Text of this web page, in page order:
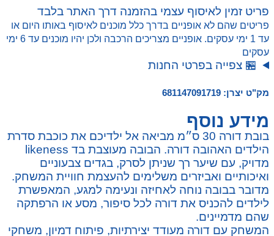
פריט זמין לאיסוף עצמי בהזמנה דרך האתר בלבד
פריטים שהם לא אופניים בדרך כלל מוכנים לאיסוף באותו היום או
עד 1 ימי עסקים. אופניים מצריכים הרכבה ולכן יהיו מוכנים עד 6 ימי
עסקים
🏪 צפייה בפרטי החנות
מק"ט יצרן: 681147091719
מידע נוסף
בובת דורה 30 ס״מ מביאה אל ילדיכם את כוכבת סדרת
הילדים האהובה דורה. הבובה מעוצבת בד likeness
מדויק, עם שיער רך שניתן לסרק, בגדים צבעוניים
ואיכותיים ואביזרים משלימים להעצמת חוויית המשחק.
מדובר בבובה נוחה לאחיזה ונעימה למגע, המאפשרת
לילדים להכניס את דורה לכל סיפור, מסע או הרפתקה
שהם מדמיינים.
המשחק עם דורה מעודד יצירתיות, פיתוח דמיון, משחקי